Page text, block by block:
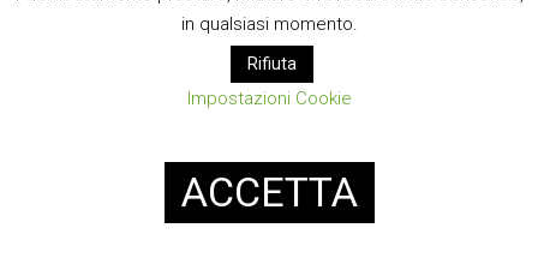
E MAIL
in qualsiasi momento.
Rifiuta
Impostazioni Cookie
ACCETTA